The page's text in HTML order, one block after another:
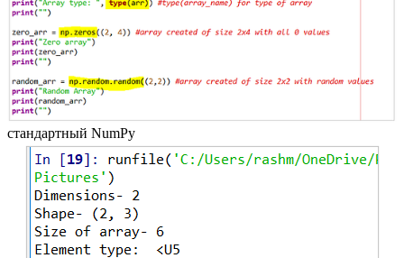
стандартный NumPy